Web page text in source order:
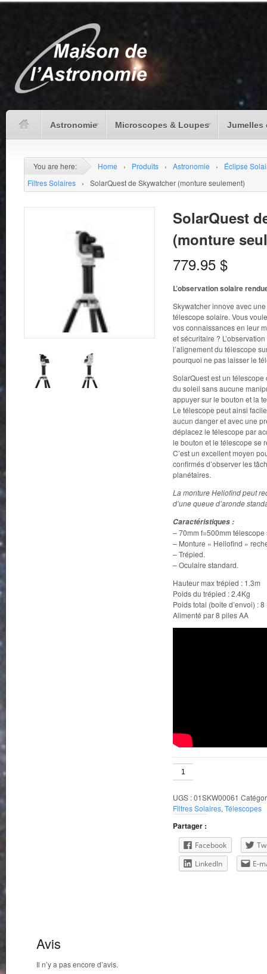
Astronomie Microscopes & Loupes Jumelles
You are here: Home › Produits › Astronomie ›
Éclipse
Filtres Solaires
› SolarQuest de Skywatcher (monture seulement)
SolarQuest
(monture
779.95 $
L’observation solaire
Skywatcher innove avec
télescope solaire. Vous
vos connaissances en leur
et sécuritaire ?
l’alignement du télescope
pourquoi ne pas laisser le
SolarQuest est un
du soleil sans aucune
appuyer sur le bouton et la
Le télescope peut ainsi
aucun danger et avec une
déplacez le télescope par
le bouton et le télescope se
C’est un excellent moyen
confirmés d’observer les
planétaires.
La monture Heliofind peut
d’une queue d’aronde
Caractéristiques :
– 70mm f=500mm
– Monture « Heliofind »
– Trépied.
– Oculaire standard.
Hauteur max trépied : 1.3m
Poids du trépied : 2.4Kg
Poids total (boite d’envoi) : 8
Alimenté par 8 piles AA
quantité
de
de
Skywatcher
(monture
seulement)
UGS :01SKW00061
Filtres Solaires, Télescopes
Partager :
Facebook
LinkedIn
E-
Avis
Il n’y a pas encore d’avis.